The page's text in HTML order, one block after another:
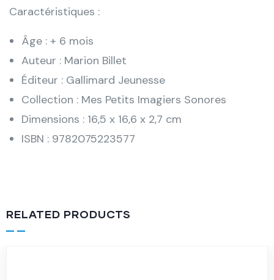
Caractéristiques :
Âge : + 6 mois
Auteur : Marion Billet
Éditeur : Gallimard Jeunesse
Collection : Mes Petits Imagiers Sonores
Dimensions : 16,5 x 16,6 x 2,7 cm
ISBN : 9782075223577
RELATED PRODUCTS